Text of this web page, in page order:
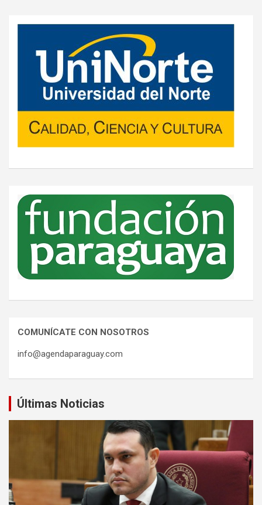
COMUNÍCATE CON NOSOTROS
info@agendaparaguay.com
Últimas Noticias